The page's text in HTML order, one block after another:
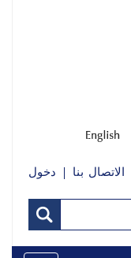
الاتصال بنا دخول